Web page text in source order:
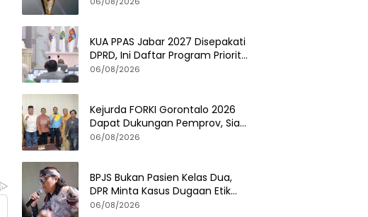
KUA PPAS Jabar 2027 Disepakati
DPRD, Ini Daftar Program Prioritas
Pemerintah Provinsi
06/08/2026
Kejurda FORKI Gorontalo 2026
Dapat Dukungan Pemprov, Siap
Cetak Atlet Karate Berprestasi
06/08/2026
BPJS Bukan Pasien Kelas Dua,
DPR Minta Kasus Dugaan Etik
Tenaga Kesehatan Diusut
06/08/2026